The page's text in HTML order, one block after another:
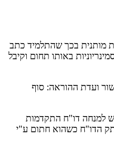
מותנית בכך שהתלמיד כתב
באותו תחום וקיבל
ועדת ההוראה: סוף
למנחה דו"ח התקדמות
הדו"ח כשהוא חתום ע"י